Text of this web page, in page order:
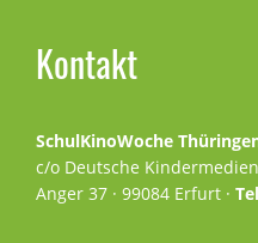
Kontakt
SchulKinoWoche
c/o Deutsche
Anger 37 · 99084 Erfurt ·